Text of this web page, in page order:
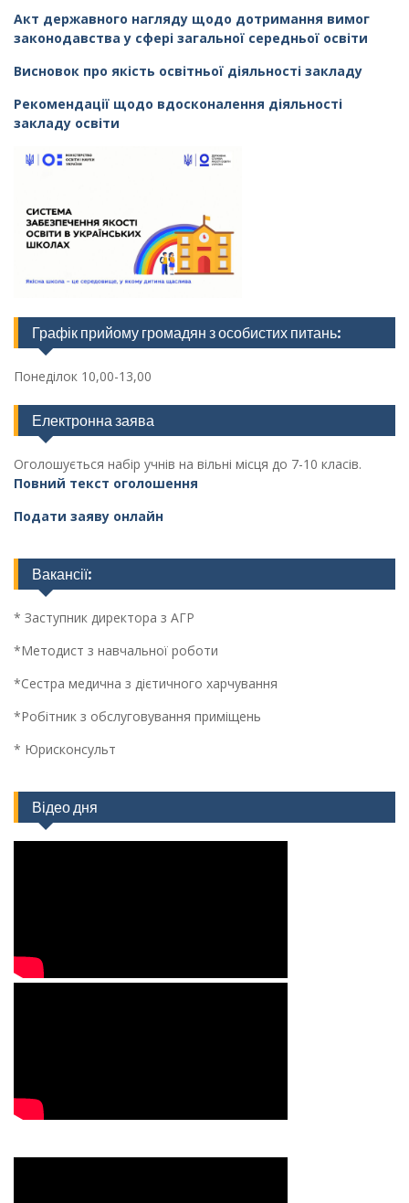
Акт державного нагляду щодо дотримання вимог
законодавства у сфері загальної середньої освіти
Висновок про якість освітньої діяльності закладу
Рекомендації щодо вдосконалення діяльності
закладу освіти
Графік прийому громадян з особистих питань:
Понеділок 10,00-13,00
Електронна заява
Оголошується набір учнів на вільні місця до 7-10 класів.
Повний текст оголошення
Подати заяву онлайн
Вакансії:
* Заступник директора з АГР
*Методист з навчальної роботи
*Сестра медична з дієтичного харчування
*Робітник з обслуговування приміщень
* Юрисконсульт
Відео дня